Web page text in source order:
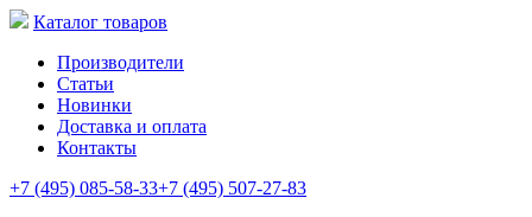
Каталог товаров
Производители
Статьи
Новинки
Доставка и оплата
Контакты
+7 (495) 085-58-33+7 (495) 507-27-83